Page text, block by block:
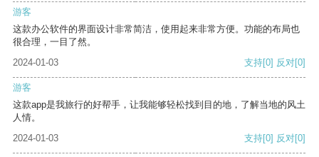
游客
这款办公软件的界面设计非常简洁，使用起来非常方便。功能的布局也
很合理，一目了然。
2024-01-03
支持[0] 反对[0]
游客
这款app是我旅行的好帮手，让我能够轻松找到目的地，了解当地的风土
人情。
2024-01-03
支持[0] 反对[0]